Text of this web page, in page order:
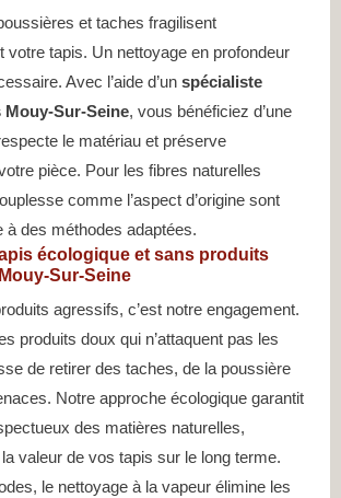
et taches fragilisent
votre tapis. Un nettoyage en profondeur
Avec l’aide d’un spécialiste
Mouy-Sur-Seine, vous bénéficiez d’une
le matériau et préserve
pièce. Pour les fibres naturelles
comme l’aspect d’origine sont
à des méthodes adaptées.
écologique et sans produits
Sur-Seine
agressifs, c’est notre engagement.
produits doux qui n’attaquent pas les
de retirer des taches, de la poussière
Notre approche écologique garantit
des matières naturelles,
valeur de vos tapis sur le long terme.
le nettoyage à la vapeur élimine les